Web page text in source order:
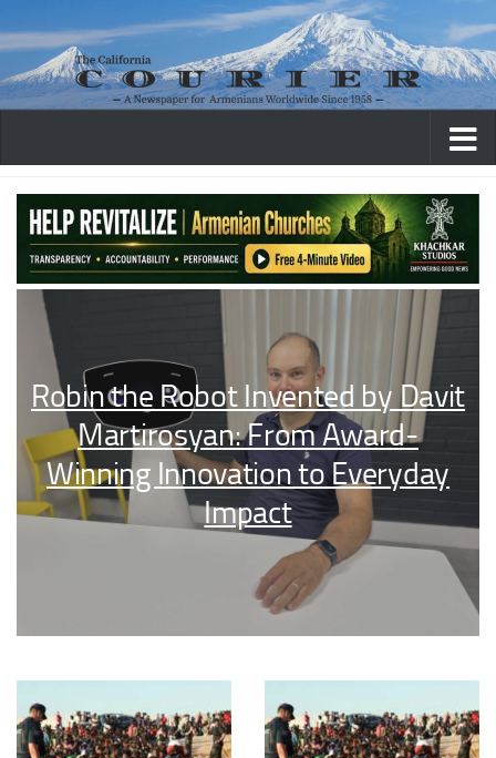
Skip to content
Robin the Robot Invented by Davit
Martirosyan: From Award-
Winning Innovation to Everyday
Impact